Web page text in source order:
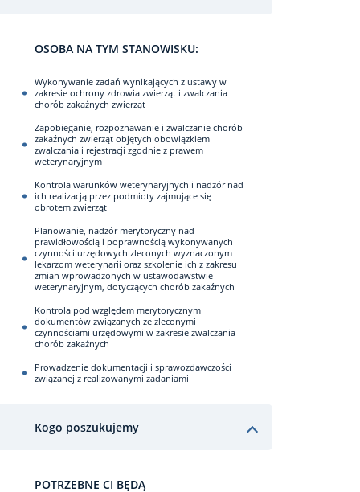
OSOBA NA TYM STANOWISKU:
Wykonywanie zadań wynikających z ustawy w
zakresie ochrony zdrowia zwierząt i zwalczania
chorób zakaźnych zwierząt
Zapobieganie, rozpoznawanie i zwalczanie chorób
zakaźnych zwierząt objętych obowiązkiem
zwalczania i rejestracji zgodnie z prawem
weterynaryjnym
Kontrola warunków weterynaryjnych i nadzór nad
ich realizacją przez podmioty zajmujące się
obrotem zwierząt
Planowanie, nadzór merytoryczny nad
prawidłowością i poprawnością wykonywanych
czynności urzędowych zleconych wyznaczonym
lekarzom weterynarii oraz szkolenie ich z zakresu
zmian wprowadzonych w ustawodawstwie
weterynaryjnym, dotyczących chorób zakaźnych
Kontrola pod względem merytorycznym
dokumentów związanych ze zleconymi
czynnościami urzędowymi w zakresie zwalczania
chorób zakaźnych
Prowadzenie dokumentacji i sprawozdawczości
związanej z realizowanymi zadaniami
Kogo poszukujemy
POTRZEBNE CI BĘDĄ